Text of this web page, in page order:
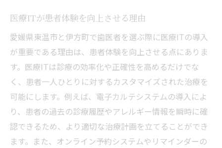
医療ITがもたらす安心と信頼の治療体験
愛媛県東温市と伊方町での成功事例
医療ITが変える歯医者の診療スタイル愛媛県東
温市と伊方町での実情
愛媛県東温市と伊方町の歯医者で進化する
診療プロセス
医療ITが可能にする新しい診療スタイルと
は
医療ITが患者体験を向上させる理由
愛媛県東温市と伊方町で歯医者を選ぶ際に医療ITの導入
が重要である理由は、患者体験を向上させる点にありま
す。医療ITは診療の効率化や正確性を高めるだけでな
く、患者一人ひとりに対するカスタマイズされた治療を
可能にします。例えば、電子カルテシステムの導入によ
り、患者の過去の診療履歴やアレルギー情報を瞬時に確
認できるため、より適切な治療計画を立てることができ
ます。また、オンライン予約システムやリマインダーの